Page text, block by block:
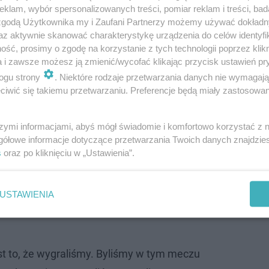
wiemy, że Zastal nie podda się łatwo w
estoński trener."
to, że wygraliśmy. Byliśmy w tym meczu
wybór spersonalizowanych treści, pomiar reklam i treści,
Użytkownika my i Zaufani Partnerzy możemy używać
aktywnie skanować charakterystykę urządzenia do celów
prosimy o zgodę na korzystanie z tych technologii poprzez
i zawsze możesz ją zmienić/wycofać klikając przycisk ustawień
strony
. Niektóre rodzaje przetwarzania danych nie
się takiemu przetwarzaniu. Preferencje będą miały
informacjami, abyś mógł świadomie i komfortowo korzystać z
informacje dotyczące przetwarzania Twoich danych
oraz po kliknięciu w „Ustawienia”.
USTAWIENIA